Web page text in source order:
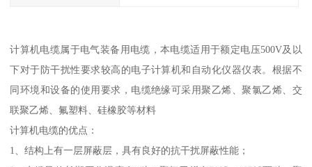
计算机电缆属于电气装备用电缆，本电缆适用于额定电压500V及以
下对于防干扰性要求较高的电子计算机和自动化仪器仪表。根据不
同环境和设备的使用要求，电缆绝缘可采用聚乙烯、聚氯乙烯、交
联聚乙烯、氟塑料、硅橡胶等材料
计算机电缆的优点：
1、结构上有一层屏蔽层，具有良好的抗干扰屏蔽性能；